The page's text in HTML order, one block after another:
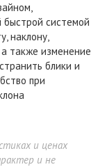
системой
наклону,
также изменение
блики и
при
и ценах
и не